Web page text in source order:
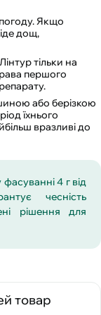
Якщо
дощ,
тільки на
першого
або берізкою
їхнього
вразливі до
4 г від
чесність
рішення для
товар